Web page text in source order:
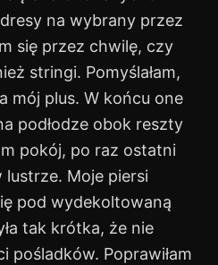
na wybrany przez
się przez chwilę, czy
stringi. Pomyślałam,
mój plus. W końcu one
podłodze obok reszty
pokój, po raz ostatni
lustrze. Moje piersi
pod wydekoltowaną
tak krótka, że nie
pośladków. Poprawiłam